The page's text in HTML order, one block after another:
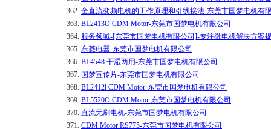
362. 全直流变频电机的工作原理和引线接法-东莞市国梦电机有
363. BL2413O CDM Motor-东莞市国梦电机有限公司
364. 服务领域-[东莞市国梦电机有限公司]-专注微电机解决方案
365. 东菱电器-东莞市国梦电机有限公司
366. BL4548 干湿两用-东莞市国梦电机有限公司
367. 国梦宣传片-东莞市国梦电机有限公司
368. BL2412l CDM Motor-东莞市国梦电机有限公司
369. BL5520O CDM Motor-东莞市国梦电机有限公司
370. 直流无刷电机-东莞市国梦电机有限公司
371. CDM Motor RS775-东莞市国梦电机有限公司